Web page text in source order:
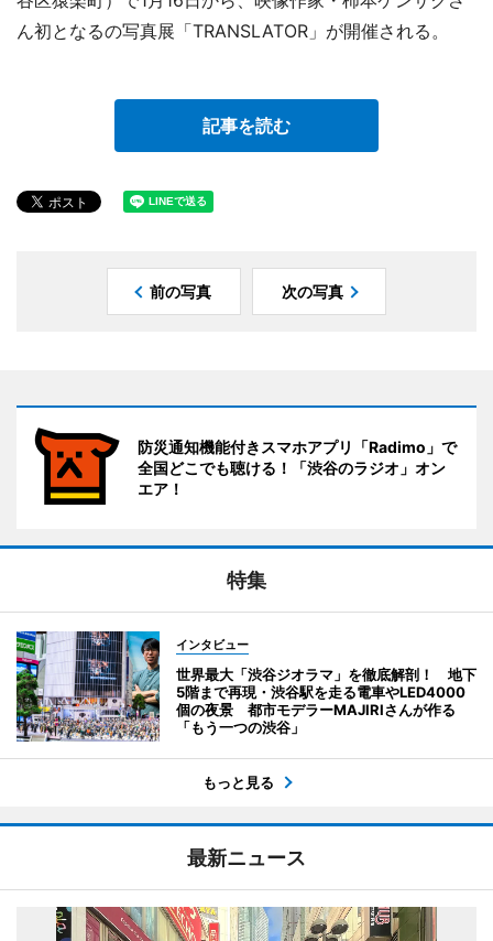
ん初となるの写真展「TRANSLATOR」が開催される。
記事を読む
前の写真 次の写真
防災通知機能付きスマホアプリ「Radimo」で
全国どこでも聴ける！「渋谷のラジオ」オン
エア！
特集
インタビュー
世界最大「渋谷ジオラマ」を徹底解剖！ 地下
5階まで再現・渋谷駅を走る電車やLED4000
個の夜景 都市モデラーMAJIRIさんが作る
「もう一つの渋谷」
もっと見る
最新ニュース